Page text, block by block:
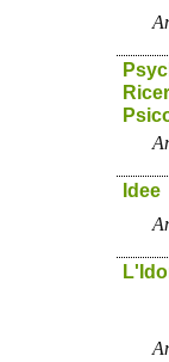
Idee